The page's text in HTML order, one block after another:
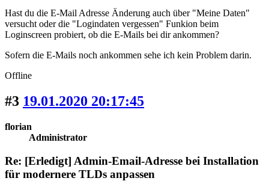
Hast du die E-Mail Adresse Änderung auch über "Meine Daten"
versucht oder die "Logindaten vergessen" Funkion beim
Loginscreen probiert, ob die E-Mails bei dir ankommen?
Sofern die E-Mails noch ankommen sehe ich kein Problem darin.
Offline
#3 19.01.2020 20:17:45
florian
Administrator
Re: [Erledigt] Admin-Email-Adresse bei Installation
für modernere TLDs anpassen